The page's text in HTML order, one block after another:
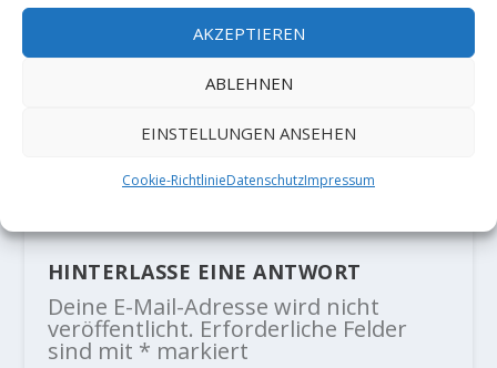
AKZEPTIEREN
ABLEHNEN
EINSTELLUNGEN ANSEHEN
Cookie-RichtlinieDatenschutzImpressum
of Silence“ 11-/8c
HINTERLASSE EINE ANTWORT
Deine E-Mail-Adresse wird nicht
veröffentlicht. Erforderliche Felder
sind mit * markiert